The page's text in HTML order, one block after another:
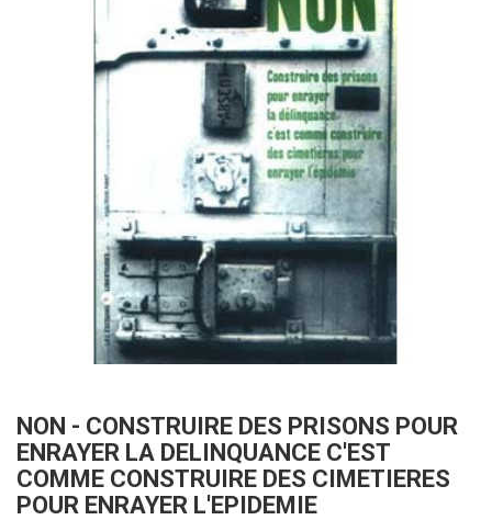
NON - CONSTRUIRE DES PRISONS POUR
ENRAYER LA DELINQUANCE C'EST
COMME CONSTRUIRE DES CIMETIERES
POUR ENRAYER L'EPIDEMIE